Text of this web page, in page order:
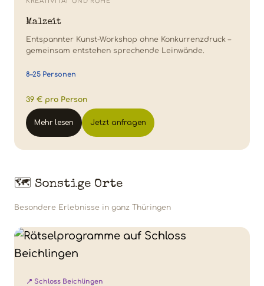
Malzeit
Entspannter Kunst-Workshop ohne Konkurrenzdruck –
gemeinsam entstehen sprechende Leinwände.
8–25 Personen
39 € pro Person
Mehr lesen Jetzt anfragen
🗺️ Sonstige Orte
Besondere Erlebnisse in ganz Thüringen
📍 Schloss Beichlingen